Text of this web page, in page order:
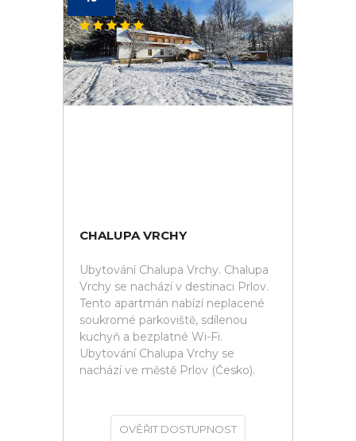
CHALUPA VRCHY
Ubytování Chalupa Vrchy. Chalupa
Vrchy se nachází v destinaci Prlov.
Tento apartmán nabízí neplacené
soukromé parkoviště, sdílenou
kuchyň a bezplatné Wi-Fi.
Ubytování Chalupa Vrchy se
nachází ve městě Prlov (Česko).
OVĚŘIT DOSTUPNOST